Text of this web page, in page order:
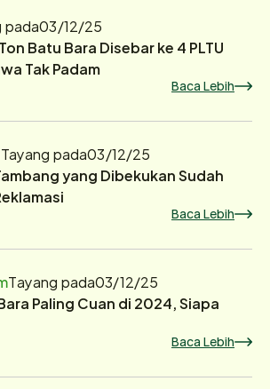
pada03/12/25
Batu Bara Disebar ke 4 PLTU
Tak Padam
Baca Lebih
Tayang pada03/12/25
yang Dibekukan Sudah
Baca Lebih
Tayang pada03/12/25
Paling Cuan di 2024, Siapa
Baca Lebih